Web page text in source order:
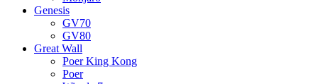
Genesis
GV70
GV80
Great Wall
Poer King Kong
Poer